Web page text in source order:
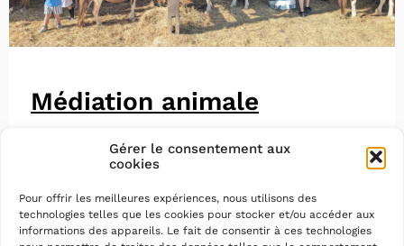
Gérer le consentement aux
cookies
Pour offrir les meilleures expériences, nous utilisons des
technologies telles que les cookies pour stocker et/ou accéder aux
informations des appareils. Le fait de consentir à ces technologies
Médiation animale